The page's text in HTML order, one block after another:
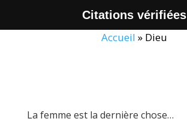
Accueil » Dieu
La femme est la dernière chose…
Citations vérifiées